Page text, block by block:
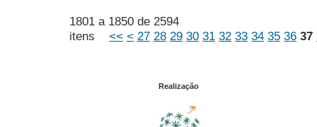
1801 a 1850 de 2594
itens << < 27 28 29 30 31 32 33 34 35 36 37
Realização